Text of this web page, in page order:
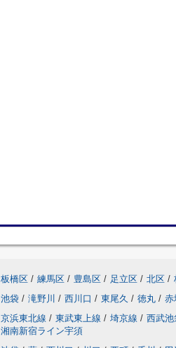
板橋区 / 練馬区 / 豊島区 / 足立区 / 北区 /
池袋 / 滝野川 / 西川口 / 東尾久 / 徳丸 / 赤
京浜東北線 / 東武東上線 / 埼京線 / 西武池
湘南新宿ライン宇須